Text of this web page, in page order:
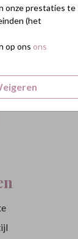
onze prestaties te
(het
op ons ons